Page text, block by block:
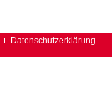
Datenschutzerklärung